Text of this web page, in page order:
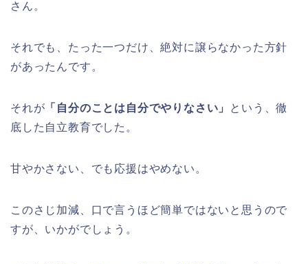
さん。
それでも、たった一つだけ、絶対に譲らなかった方針
があったんです。
それが 「自分のことは自分でやりなさい」
という、徹
底した自立教育でした。
甘やかさない、でも応援はやめない。
このさじ加減、口で言うほど簡単ではないと思うので
すが、いかがでしょう。